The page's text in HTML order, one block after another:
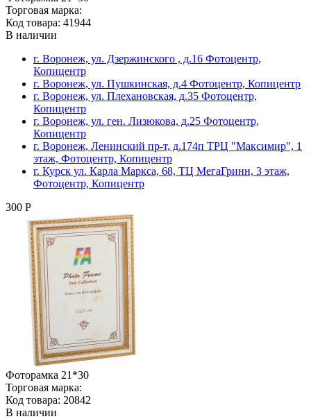
Торговая марка:
Код товара: 41944
В наличии
г. Воронеж, ул. Дзержинского , д.16 Фотоцентр,
Копицентр
г. Воронеж, ул. Пушкинская, д.4 Фотоцентр, Копицентр
г. Воронеж, ул. Плехановская, д.35 Фотоцентр,
Копицентр
г. Воронеж, ул. ген. Лизюкова, д.25 Фотоцентр,
Копицентр
г. Воронеж, Ленинский пр-т, д.174п ТРЦ "Максимир", 1
этаж, Фотоцентр, Копицентр
г. Курск ул. Карла Маркса, 68, ТЦ МегаГринн, 3 этаж,
Фотоцентр, Копицентр
300 Р
Фоторамка 21*30
Торговая марка:
Код товара: 20842
В наличии